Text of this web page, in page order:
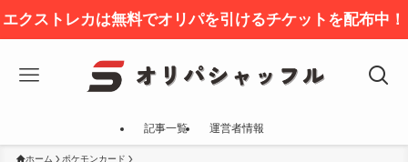
エクストレカは無料でオリパを引けるチケットを配布中！
記事一覧 運営者情報
ホーム ポケモンカード